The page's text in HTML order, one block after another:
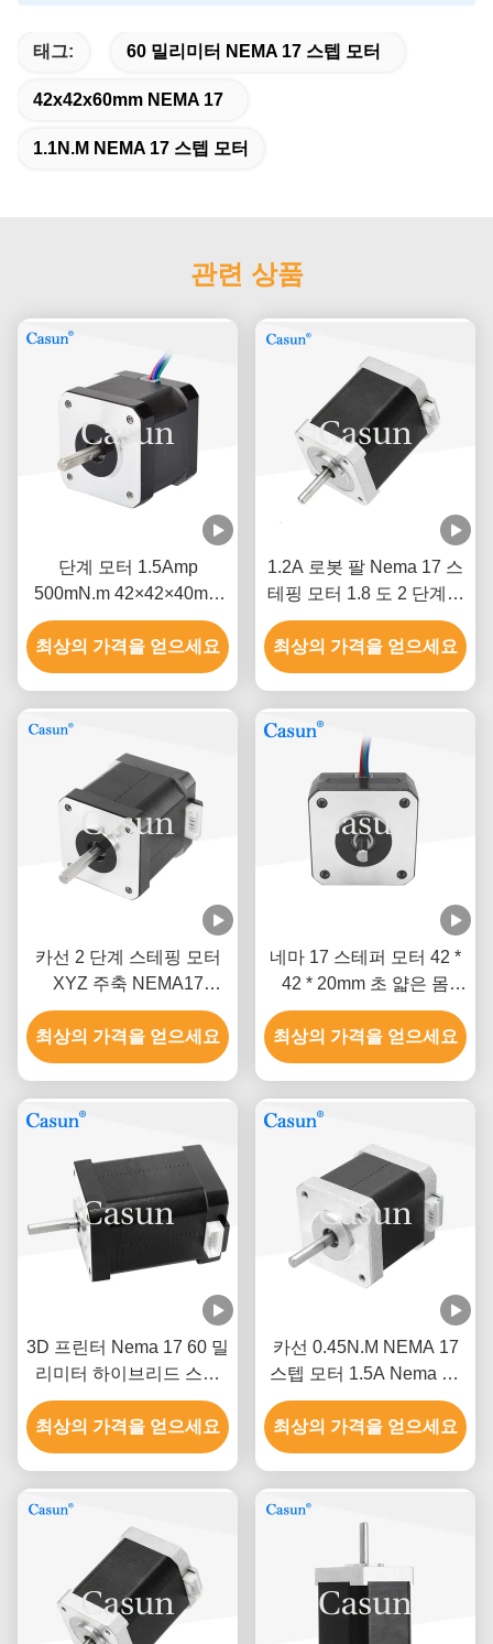
태그: 60 밀리미터 NEMA 17 스텝 모터
42x42x60mm NEMA 17
1.1N.M NEMA 17 스텝 모터
관련 상품
단계 모터 1.5Amp
500mN.m 42×42×40mm
ISO CE와 함께 NEMA 17
최상의 가격을 얻으세요
1.2A 로봇 팔 Nema 17 스
테핑 모터 1.8 도 2 단계고
정밀도
최상의 가격을 얻으세요
카선 2 단계 스테핑 모터
XYZ 주축 NEMA17
0.52Nm
최상의 가격을 얻으세요
네마 17 스테퍼 모터 42 *
42 * 20mm 초 얇은 몸
1.0A 130mN.m 의료 장비
최상의 가격을 얻으세요
3D 프린터 Nema 17 60 밀
리미터 하이브리드 스텝
모터 0.5A 0.78N.M 2는 단
계적으로 시행합니다
최상의 가격을 얻으세요
카선 0.45N.M NEMA 17
스텝 모터 1.5A Nema 17
48 밀리미터 2 단계 1.8 급
최상의 가격을 얻으세요